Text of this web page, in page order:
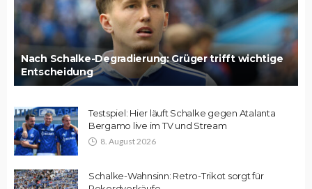
Nach Schalke-Degradierung: Grüger trifft wichtige
Entscheidung
Testspiel: Hier läuft Schalke gegen Atalanta
Bergamo live im TV und Stream
8. August 2026
Schalke-Wahnsinn: Retro-Trikot sorgt für